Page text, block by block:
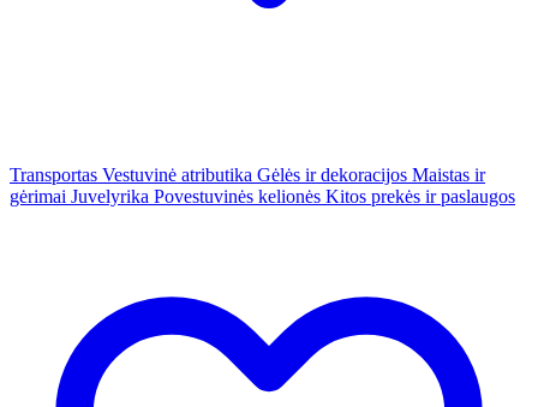
Transportas Vestuvinė atributika Gėlės ir dekoracijos Maistas ir
gėrimai Juvelyrika Povestuvinės kelionės Kitos prekės ir paslaugos